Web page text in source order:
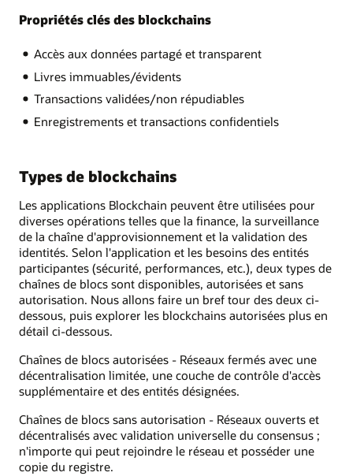
Propriétés clés des blockchains
Accès aux données partagé et transparent
Livres immuables/évidents
Transactions validées/non répudiables
Enregistrements et transactions confidentiels
Types de blockchains
Les applications Blockchain peuvent être utilisées pour
diverses opérations telles que la finance, la surveillance
de la chaîne d'approvisionnement et la validation des
identités. Selon l'application et les besoins des entités
participantes (sécurité, performances, etc.), deux types de
chaînes de blocs sont disponibles, autorisées et sans
autorisation. Nous allons faire un bref tour des deux ci-
dessous, puis explorer les blockchains autorisées plus en
détail ci-dessous.
Chaînes de blocs autorisées - Réseaux fermés avec une
décentralisation limitée, une couche de contrôle d'accès
supplémentaire et des entités désignées.
Chaînes de blocs sans autorisation - Réseaux ouverts et
décentralisés avec validation universelle du consensus ;
n'importe qui peut rejoindre le réseau et posséder une
copie du registre.